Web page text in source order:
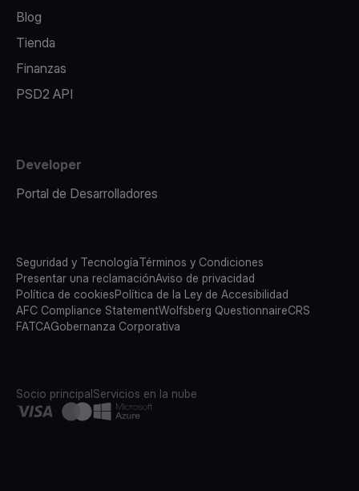
Blog
Tienda
Finanzas
PSD2 API
Developer
Portal de Desarrolladores
Seguridad y TecnologíaTérminos y Condiciones
Presentar una reclamaciónAviso de privacidad
Política de cookiesPolítica de la Ley de Accesibilidad
AFC Compliance StatementWolfsberg QuestionnaireCRS
FATCAGobernanza Corporativa
Socio principalServicios en la nube